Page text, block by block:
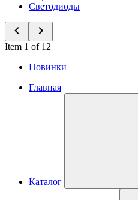
Светодиоды
Item 1 of 12
Новинки
Главная
Каталог